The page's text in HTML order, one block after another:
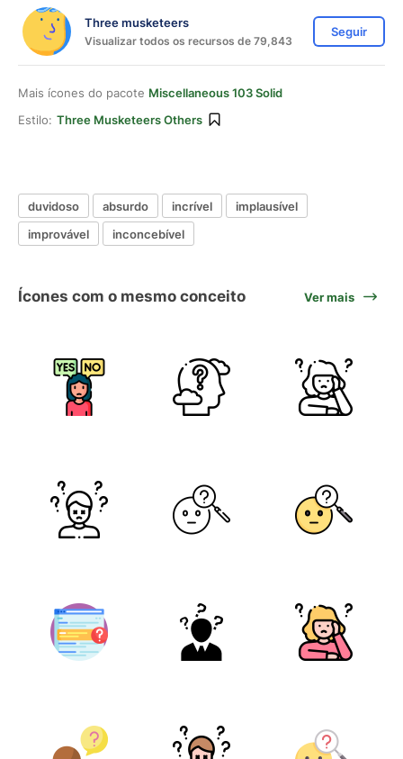
Three musketeers
Visualizar todos os recursos de 79,843
Seguir
Mais ícones do pacote Miscellaneous 103 Solid
Estilo: Three Musketeers Others
duvidoso absurdo incrível
implausível
improvável
inconcebível
Ícones com o mesmo conceito Ver mais